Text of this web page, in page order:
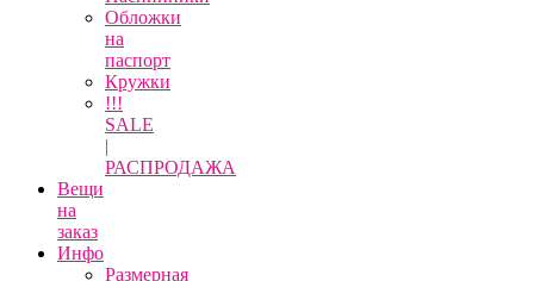
Обложки
на
паспорт
Кружки
!!!
SALE
|
РАСПРОДАЖА
Вещи
на
заказ
Инфо
Размерная